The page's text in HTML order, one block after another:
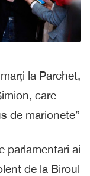
la Parchet,
care
de marionete”
parlamentari ai
de la Biroul